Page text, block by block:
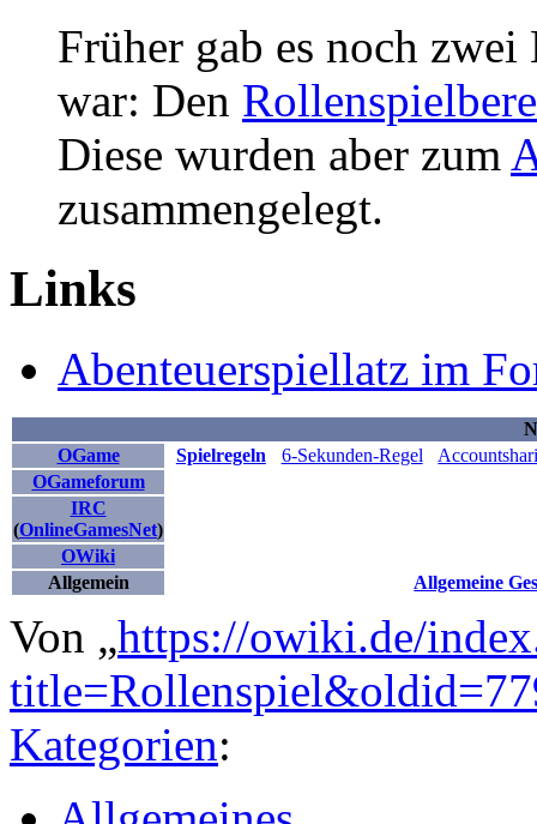
Früher gab es noch
war: Den
Diese wurden aber zum
zusammengelegt.
Links
Abenteuerspiellatz im
OGame
Spielregeln 6-Sekunden-Regel
OGameforum
IRC
(OnlineGamesNet)
OWiki
Allgemein
Allgemeine
Von „https://owiki.de/
Kategorien: